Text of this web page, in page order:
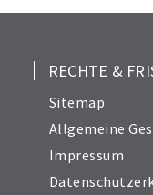
RECHTE &
Sitemap
Allgemeine
Impressum